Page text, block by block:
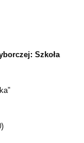
Szkoła